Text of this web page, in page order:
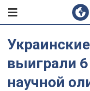
выиграли
научной